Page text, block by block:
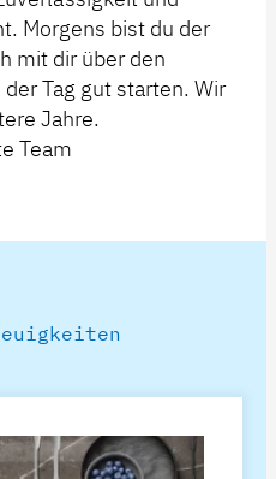
Morgens bist du der
mit dir über den
Tag gut starten. Wir
Jahre.
Team